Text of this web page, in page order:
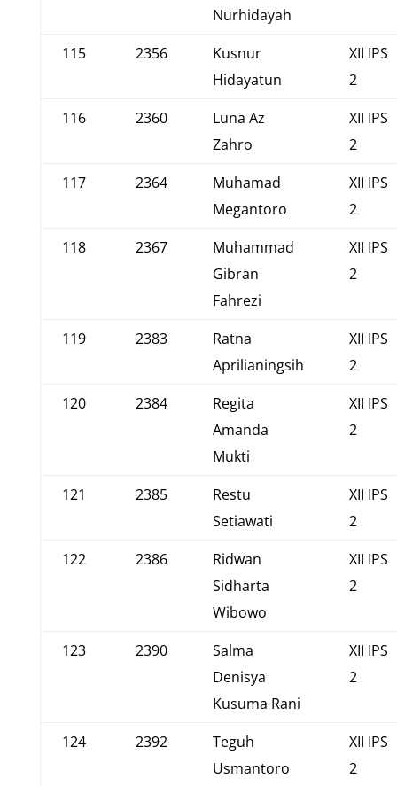
Nurhidayah
115 2356
Kusnur
Hidayatun
XII IPS
2
116
2360
Luna Az
Zahro
XII IPS
2
117
2364
Muhamad
Megantoro
XII IPS
2
118
2367
Muhammad
Gibran
Fahrezi
XII IPS
2
119 2383
Ratna
Aprilianingsih
XII IPS
2
120
2384
Regita
Amanda
Mukti
XII IPS
2
121 2385
Restu
Setiawati
XII IPS
2
122
2386
Ridwan
Sidharta
Wibowo
XII IPS
2
123 2390
Salma
Denisya
Kusuma Rani
XII IPS
2
124 2392
Teguh
Usmantoro
XII IPS
2